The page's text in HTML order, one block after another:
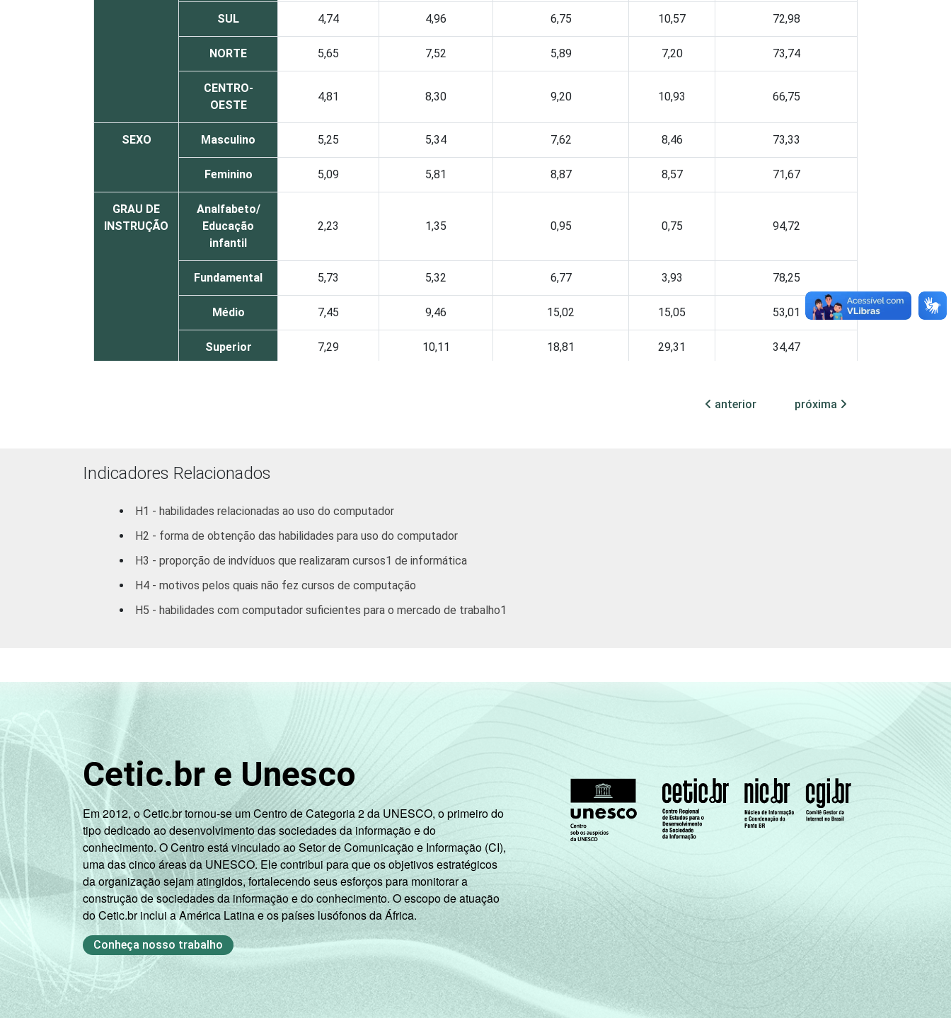
SUL 4,74 4,96 6,75 10,57 72,98
NORTE 5,65 7,52 5,89 7,20 73,74
CENTRO-
OESTE
4,81 8,30 9,20 10,93 66,75
SEXO Masculino 5,25 5,34 7,62 8,46 73,33
Feminino 5,09 5,81 8,87 8,57 71,67
GRAU DE
INSTRUÇÃO
Analfabeto/
Educação
infantil
2,23 1,35 0,95 0,75 94,72
Fundamental 5,73 5,32 6,77 3,93 78,25
Médio 7,45 9,46 15,02 15,05 53,01
Superior 7,29 10,11 18,81 29,31 34,47
De 35 a 44
anos
1,35
De 45 a 59
anos
FAMILIAR
R$501-R$1000 5,05
R$1001-
R$1800
6,22 12,40 12,59 62,26
R$1801 OU
MAIS
6,77 8,03
CLASSE
SOCIAL4
A 4,43 7,87 13,49 26,77
B 6,80 8,80 13,40 18,16 52,85
6,89 9,63 66,88
3,46 3,46 85,55
anterior próxima
Indicadores Relacionados
H1 - habilidades relacionadas ao uso do computador
H2 - forma de obtenção das habilidades para uso do computador
H3 - proporção de indvíduos que realizaram cursos1 de informática
H4 - motivos pelos quais não fez cursos de computação
H5 - habilidades com computador suficientes para o mercado de trabalho1
Cetic.br e Unesco
Em 2012, o Cetic.br tornou-se um Centro de Categoria 2 da UNESCO, o primeiro do
tipo dedicado ao desenvolvimento das sociedades da informação e do
conhecimento. O Centro está vinculado ao Setor de Comunicação e Informação (CI),
uma das cinco áreas da UNESCO. Ele contribui para que os objetivos estratégicos
da organização sejam atingidos, fortalecendo seus esforços para monitorar a
construção de sociedades da informação e do conhecimento. O escopo de atuação
do Cetic.br inclui a América Latina e os países lusófonos da África.
Conheça nosso trabalho